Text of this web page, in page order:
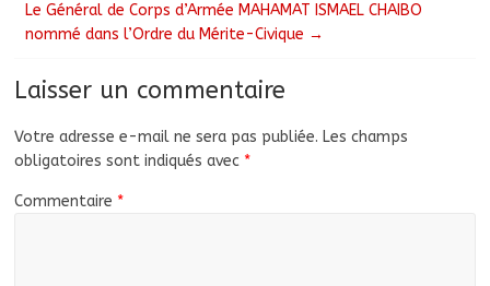
Le Général de Corps d’Armée MAHAMAT ISMAEL CHAIBO
nommé dans l’Ordre du Mérite-Civique →
Laisser un commentaire
Votre adresse e-mail ne sera pas publiée. Les champs
obligatoires sont indiqués avec *
Commentaire *